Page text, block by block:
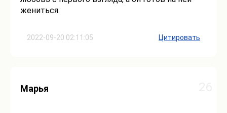
2022-09-20 02:11:05
жениться
Цитировать
Марья